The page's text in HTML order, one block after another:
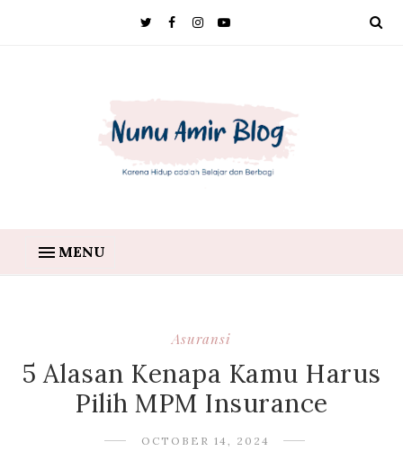
MENU
Asuransi
5 Alasan Kenapa Kamu Harus
Pilih MPM Insurance
OCTOBER 14, 2024